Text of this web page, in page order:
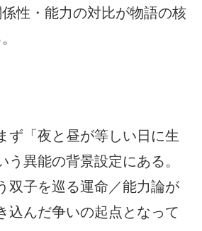
性・能力の対比が物語の核
ず「夜と昼が等しい日に生
う異能の背景設定にある。
双子を巡る運命／能力論が
込んだ争いの起点となって